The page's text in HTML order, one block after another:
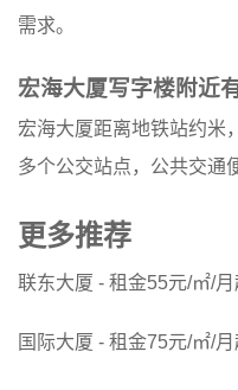
需求。
宏海大厦写字楼附近
宏海大厦距离地铁站约米
多个公交站点，公共交通
更多推荐
联东大厦 - 租金55元/㎡/月
国际大厦 - 租金75元/㎡/月